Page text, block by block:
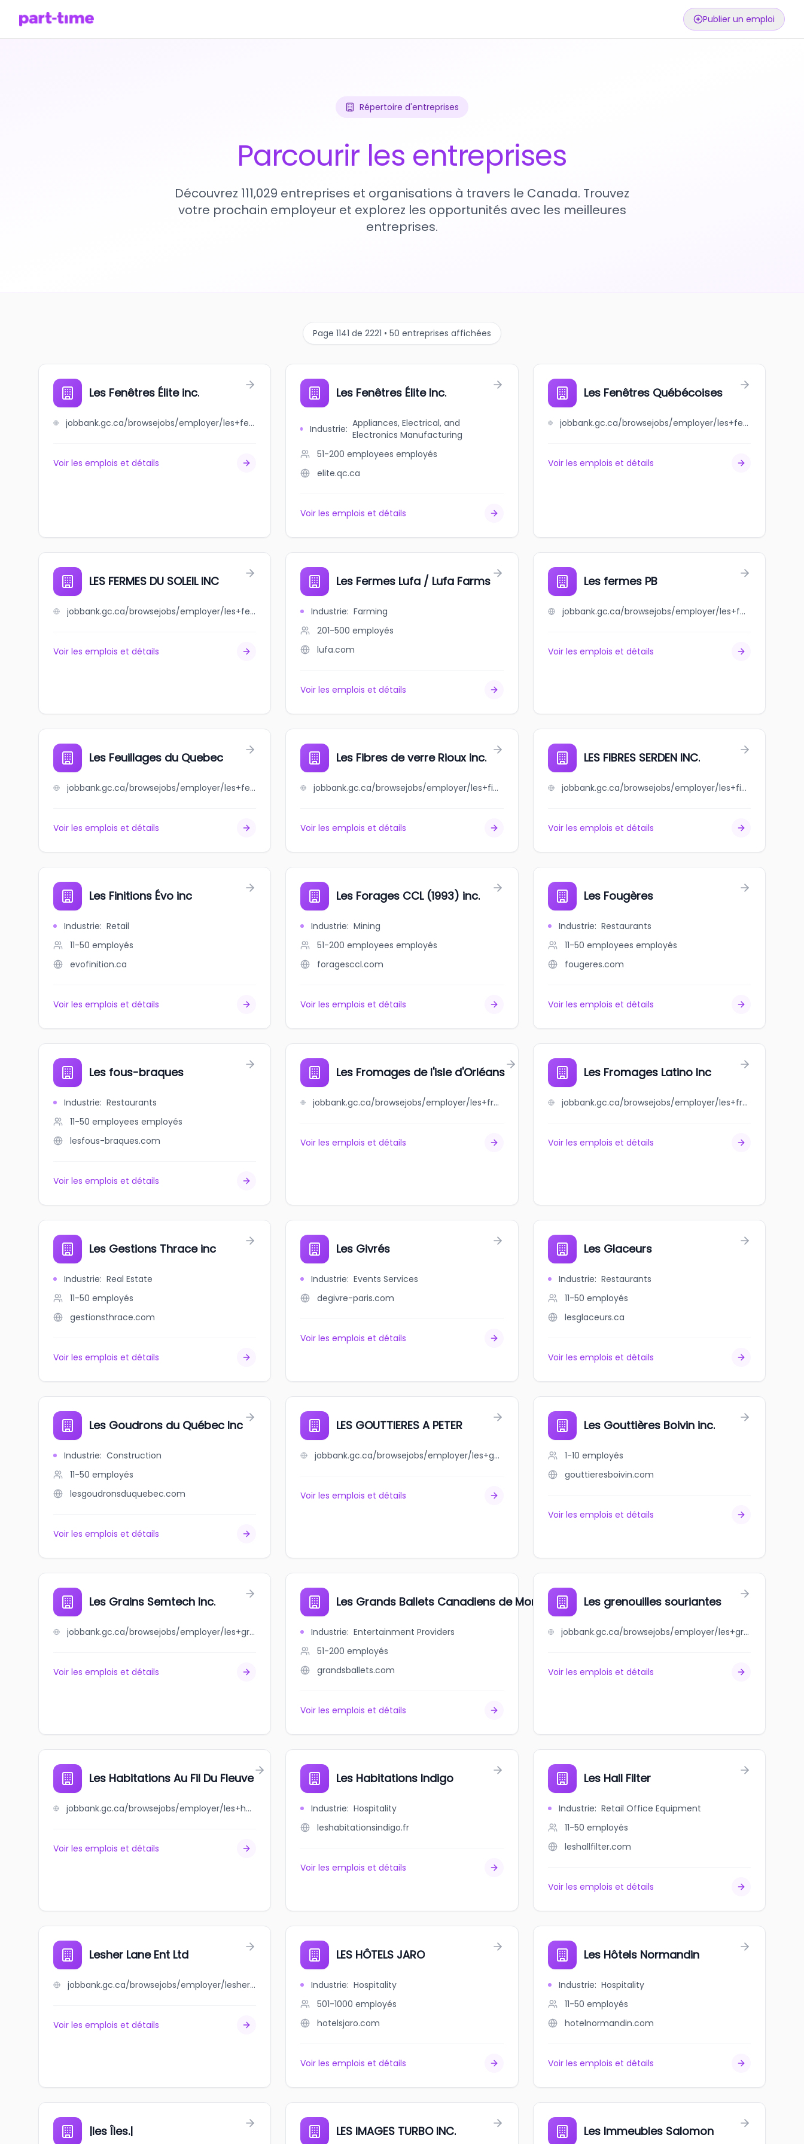
Publier un emploi
Répertoire d'entreprises
Parcourir les entreprises
Découvrez 111,029 entreprises et organisations à travers le Canada. Trouvez
votre prochain employeur et explorez les opportunités avec les meilleures
entreprises.
Page 1141 de 2221 • 50 entreprises affichées
Les Fenêtres Élite inc.
jobbank.gc.ca/browsejobs/employer/les+fen%C3%AAtres+%C3%A9lite+inc./ca
Voir les emplois et détails
Les Fenêtres Élite Inc.
Industrie: Appliances, Electrical, and
Electronics Manufacturing
51-200 employees employés
elite.qc.ca
Voir les emplois et détails
Les Fenêtres Québécoises
jobbank.gc.ca/browsejobs/employer/les+fen%C3%AAtres+qu%C3%A9b%C3%A9coises/ca
Voir les emplois et détails
LES FERMES DU SOLEIL INC
jobbank.gc.ca/browsejobs/employer/les+fermes+du+soleil+inc/ca
Voir les emplois et détails
Les Fermes Lufa / Lufa Farms
Industrie: Farming
201-500 employés
lufa.com
Voir les emplois et détails
Les fermes PB
jobbank.gc.ca/browsejobs/employer/les+fermes+pb/ca
Voir les emplois et détails
Les Feuillages du Quebec
jobbank.gc.ca/browsejobs/employer/les+feuillages+du+quebec/ca
Voir les emplois et détails
Les Fibres de verre Rioux inc.
jobbank.gc.ca/browsejobs/employer/les+fibres+de+verre+rioux+inc./ca
Voir les emplois et détails
LES FIBRES SERDEN INC.
jobbank.gc.ca/browsejobs/employer/les+fibres+serden+inc./ca
Voir les emplois et détails
Les Finitions Évo inc
Industrie: Retail
11-50 employés
evofinition.ca
Voir les emplois et détails
Les Forages CCL (1993) inc.
Industrie: Mining
51-200 employees employés
foragesccl.com
Voir les emplois et détails
Les Fougères
Industrie: Restaurants
11-50 employees employés
fougeres.com
Voir les emplois et détails
Les fous-braques
Industrie: Restaurants
11-50 employees employés
lesfous-braques.com
Voir les emplois et détails
Les Fromages de l'isle d'Orléans
jobbank.gc.ca/browsejobs/employer/les+fromages+de+l%27isle+d%27orl%C3%A9ans/ca
Voir les emplois et détails
Les Fromages Latino Inc
jobbank.gc.ca/browsejobs/employer/les+fromages+latino+inc/ca
Voir les emplois et détails
Les Gestions Thrace inc
Industrie: Real Estate
11-50 employés
gestionsthrace.com
Voir les emplois et détails
Les Givrés
Industrie: Events Services
degivre-paris.com
Voir les emplois et détails
Les Glaceurs
Industrie: Restaurants
11-50 employés
lesglaceurs.ca
Voir les emplois et détails
Les Goudrons du Québec Inc
Industrie: Construction
11-50 employés
lesgoudronsduquebec.com
Voir les emplois et détails
LES GOUTTIERES A PETER
jobbank.gc.ca/browsejobs/employer/les+gouttieres+a+peter/ca
Voir les emplois et détails
Les Gouttières Boivin inc.
1-10 employés
gouttieresboivin.com
Voir les emplois et détails
Les Grains Semtech Inc.
jobbank.gc.ca/browsejobs/employer/les+grains+semtech+inc./ca
Voir les emplois et détails
Les Grands Ballets Canadiens de Montréal
Industrie: Entertainment Providers
51-200 employés
grandsballets.com
Voir les emplois et détails
Les grenouilles souriantes
jobbank.gc.ca/browsejobs/employer/les+grenouilles+souriantes/ca
Voir les emplois et détails
Les Habitations Au Fil Du Fleuve
jobbank.gc.ca/browsejobs/employer/les+habitations+au+fil+du+fleuve/ca
Voir les emplois et détails
Les Habitations Indigo
Industrie: Hospitality
leshabitationsindigo.fr
Voir les emplois et détails
Les Hall Filter
Industrie: Retail Office Equipment
11-50 employés
leshallfilter.com
Voir les emplois et détails
Lesher Lane Ent Ltd
jobbank.gc.ca/browsejobs/employer/lesher+lane+ent+ltd/ca
Voir les emplois et détails
LES HÔTELS JARO
Industrie: Hospitality
501-1000 employés
hotelsjaro.com
Voir les emplois et détails
Les Hôtels Normandin
Industrie: Hospitality
11-50 employés
hotelnormandin.com
Voir les emplois et détails
|les Îles.| LES IMAGES TURBO INC. Les Immeubles Salomon